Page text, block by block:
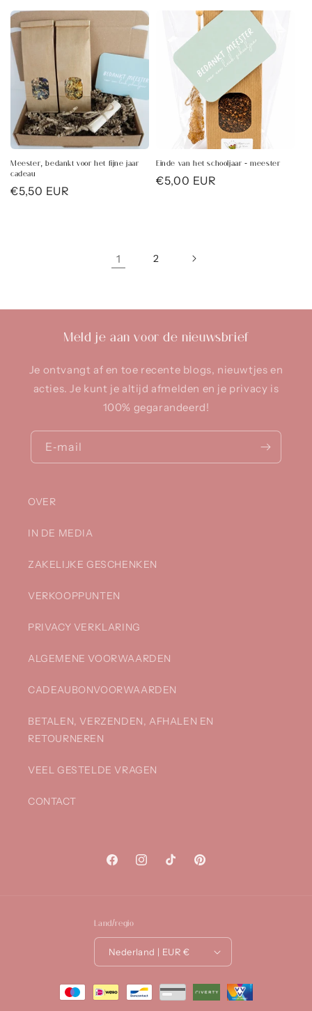
Meester, bedankt voor het fijne jaar
cadeau
Normale
€5,50 EUR
Einde van het schooljaar - meester
Normale
€5,00 EUR
1 2
Meld je aan voor de nieuwsbrief
Je ontvangt af en toe recente blogs, nieuwtjes en
acties. Je kunt je altijd afmelden en je privacy is
100% gegarandeerd!
E‑mail
OVER
IN DE MEDIA
ZAKELIJKE GESCHENKEN
VERKOOPPUNTEN
PRIVACY VERKLARING
ALGEMENE VOORWAARDEN
CADEAUBONVOORWAARDEN
BETALEN, VERZENDEN, AFHALEN EN
RETOURNEREN
VEEL GESTELDE VRAGEN
CONTACT
FacebookInstagramTikTok Pinterest
Land/regio
Nederland | EUR €
Betaalmethoden